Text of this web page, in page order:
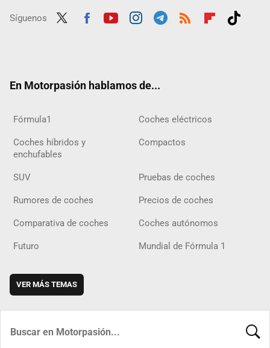
Síguenos
En Motorpasión hablamos de...
Fórmula1 Coches eléctricos
Coches híbridos y
enchufables
Compactos
SUV Pruebas de coches
Rumores de coches Precios de coches
Comparativa de coches Coches autónomos
Futuro Mundial de Fórmula 1
VER MÁS TEMAS